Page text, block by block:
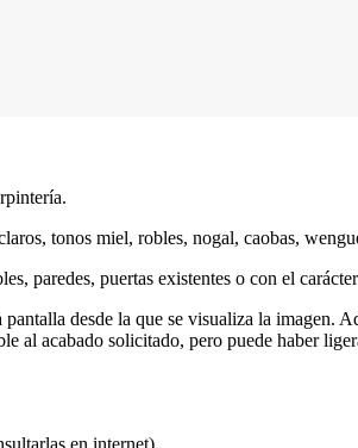
tonos miel, robles, nogal, caobas,
paredes, puertas existentes o con el
desde la que se visualiza la imagen.
al acabado solicitado, pero puede haber